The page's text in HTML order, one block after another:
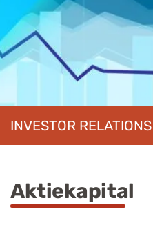
INVESTOR RELATIONS
Aktiekapital